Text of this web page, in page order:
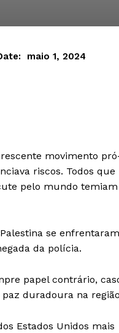
maio 1, 2024
movimento
riscos. Todos que
pelo mundo temiam
se enfrentaram
da polícia.
papel contrário,
duradoura na
Estados Unidos mais